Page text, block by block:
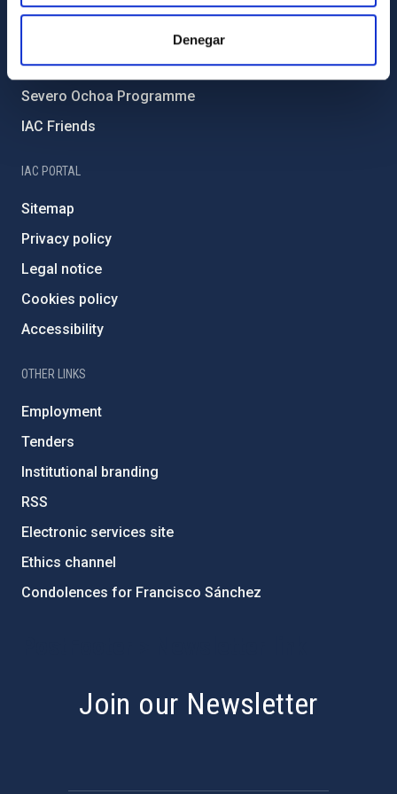
Denegar
Forever IAC
External funding
Severo Ochoa Programme
IAC Friends
IAC PORTAL
Sitemap
Privacy policy
Legal notice
Cookies policy
Accessibility
OTHER LINKS
Employment
Tenders
Institutional branding
RSS
Electronic services site
Ethics channel
Condolences for Francisco Sánchez
Join our Newsletter